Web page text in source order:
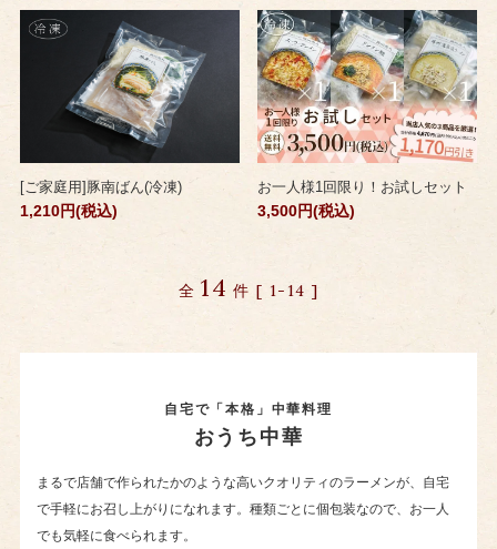
[ご家庭用]豚南ばん(冷凍)
1,210円(税込)
お一人様1回限り！お試しセット
3,500円(税込)
全 14 件 [ 1-14 ]
自宅で「本格」中華料理
おうち中華
まるで店舗で作られたかのような高いクオリティのラーメンが、自宅
で手軽にお召し上がりになれます。種類ごとに個包装なので、お一人
でも気軽に食べられます。